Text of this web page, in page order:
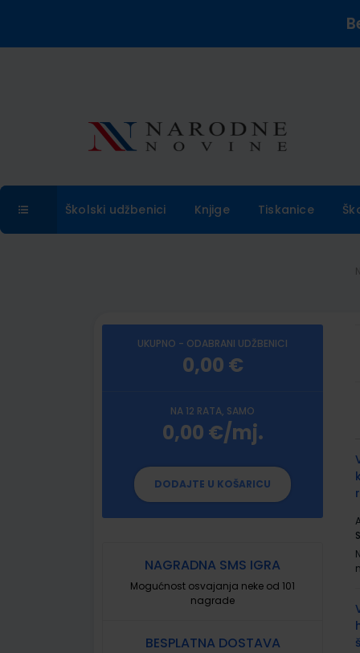
Školski udžbenici Knjige Tiskanice
UKUPNO - ODABRANI UDŽBENICI
0,00 €
NA 12 RATA, SAMO
0,00 €/mj.
DODAJTE U KOŠARICU
NAGRADNA SMS IGRA
Mogućnost osvajanja neke od 101
nagrade
BESPLATNA DOSTAVA